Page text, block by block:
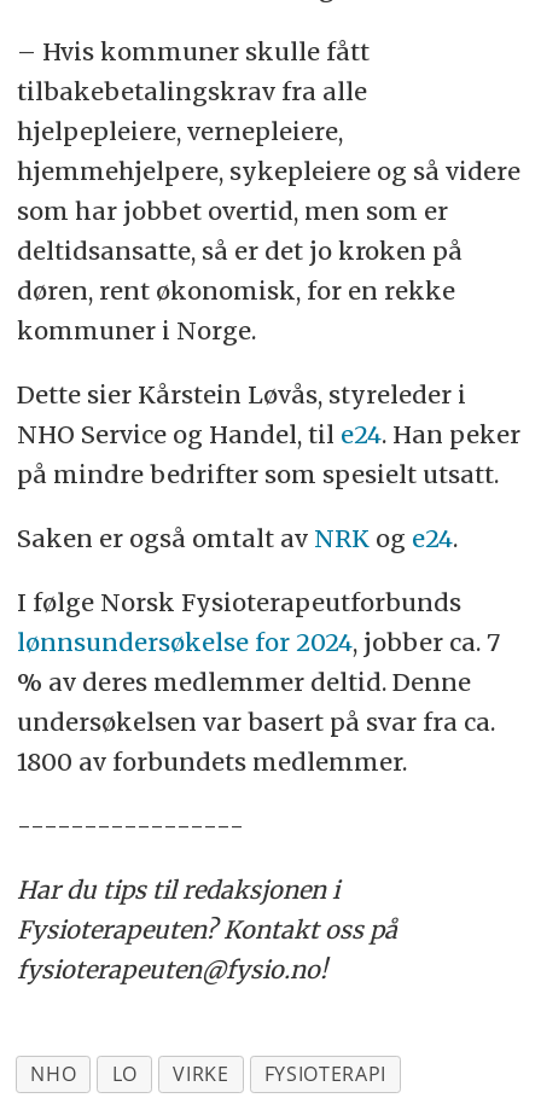
– Hvis kommuner skulle fått
tilbakebetalingskrav fra alle
hjelpepleiere, vernepleiere,
hjemmehjelpere, sykepleiere og så videre
som har jobbet overtid, men som er
deltidsansatte, så er det jo kroken på
døren, rent økonomisk, for en rekke
kommuner i Norge.
Dette sier Kårstein Løvås, styreleder i
NHO Service og Handel, til e24. Han peker
på mindre bedrifter som spesielt utsatt.
Saken er også omtalt av NRK og e24.
I følge Norsk Fysioterapeutforbunds
lønnsundersøkelse for 2024, jobber ca. 7
% av deres medlemmer deltid. Denne
undersøkelsen var basert på svar fra ca.
1800 av forbundets medlemmer.
-----------------
Har du tips til redaksjonen i
Fysioterapeuten? Kontakt oss på
fysioterapeuten@fysio.no!
NHO LO VIRKE
FYSIOTERAPI